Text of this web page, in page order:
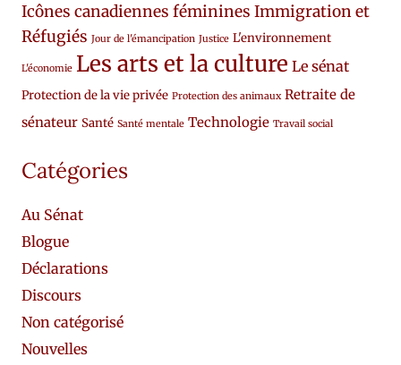
Icônes canadiennes féminines Immigration et
Réfugiés Jour de l'émancipation Justice L'environnement
L'économie Les arts et la culture Le sénat
Protection de la vie privée Protection des animaux Retraite de
sénateur Santé Santé mentale Technologie Travail social
Catégories
Au Sénat
Blogue
Déclarations
Discours
Non catégorisé
Nouvelles